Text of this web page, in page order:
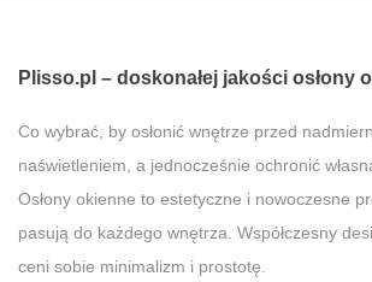
Plisso.pl – doskonałej jakości osłony
Co wybrać, by osłonić wnętrze przed
naświetleniem, a jednocześnie ochronić
Osłony okienne to estetyczne i nowoczesne
pasują do każdego wnętrza. Współczesny
ceni sobie minimalizm i prostotę.